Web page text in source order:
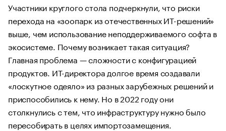
Участники круглого стола подчеркнули, что риски
перехода на «зоопарк из отечественных ИТ-решений»
выше, чем использование неподдерживаемого софта в
экосистеме. Почему возникает такая ситуация?
Главная проблема — сложности с конфигурацией
продуктов. ИТ-директора долгое время создавали
«лоскутное одеяло» из разных зарубежных решений и
приспособились к нему. Но в 2022 году они
столкнулись с тем, что инфраструктуру нужно было
пересобирать в целях импортозамещения.